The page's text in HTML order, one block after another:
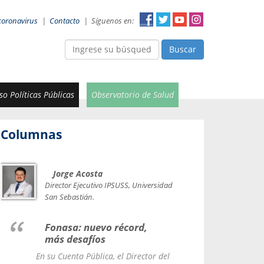
| Contacto | Síguenos en:
Buscar
Políticas Públicas Observatorio de Salud
Columnas
Jorge Acosta
Director Ejecutivo IPSUSS, Universidad
San Sebastián.
Fonasa: nuevo récord,
más desafíos
En su Cuenta Pública, el Director del